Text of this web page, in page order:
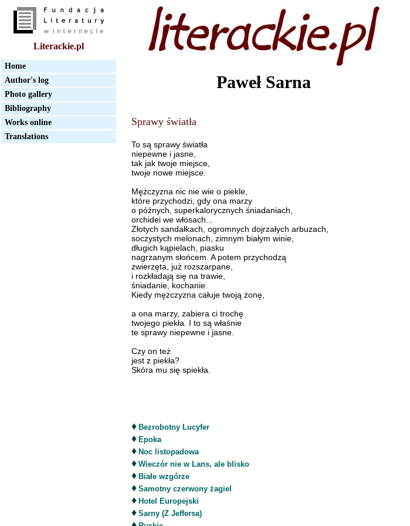
Literackie.pl
Home
Author's log
Photo gallery
Bibliography
Works online
Translations
Paweł Sarna
Sprawy światła
To są sprawy światła
niepewne i jasne,
tak jak twoje miejsce,
twoje nowe miejsce.
Mężczyzna nic nie wie o piekle,
które przychodzi, gdy ona marzy
o późnych, superkalorycznych śniadaniach,
orchidei we włosach...
Złotych sandałkach, ogromnych dojrzałych arbuzach,
soczystych melonach, zimnym białym winie,
długich kąpielach, piasku
nagrzanym słońcem. A potem przychodzą
zwierzęta, już rozszarpane,
i rozkładają się na trawie,
śniadanie, kochanie.
Kiedy mężczyzna całuje twoją żonę,
a ona marzy, zabiera ci trochę
twojego piekła. I to są właśnie
te sprawy niepewne i jasne.
Czy on też
jest z piekła?
Skóra mu się spiekła.
♦ Bezrobotny Lucyfer
♦ Epoka
♦ Noc listopadowa
♦ Wieczór nie w Lans, ale blisko
♦ Białe wzgórze
♦ Samotny czerwony żagiel
♦ Hotel Europejski
♦ Sarny (Z Jeffersa)